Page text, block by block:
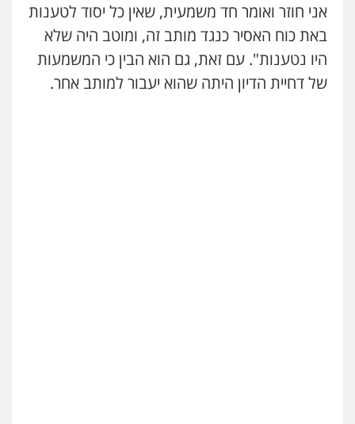
אני חוזר ואומר חד משמעית, שאין כל יסוד לטענות
באת כוח האסיר כנגד מותב זה, ומוטב היה שלא
היו נטענות". עם זאת, גם הוא הבין כי המשמעות
של דחיית הדיון היתה שהוא יעבור למותב אחר.